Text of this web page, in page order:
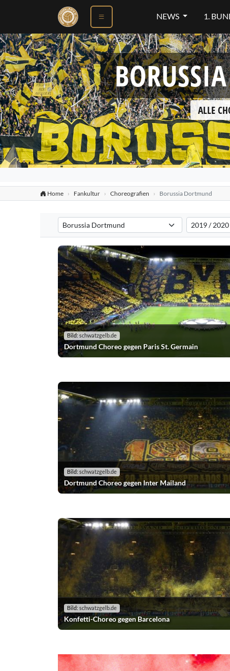
NEWS 1.
ALLE
Home Fankultur Choreografien Borussia Dortmund
Verein auswählen
Filtert die Choreografien nach dem ausgewählten
Saison
Filtert die
Bild: schwatzgelb.de
Dortmund Choreo gegen Paris St. Germain
Bild: schwatzgelb.de
Dortmund Choreo gegen Inter Mailand
Bild: schwatzgelb.de
Konfetti-Choreo gegen Barcelona